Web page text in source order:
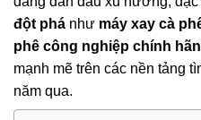
đột phá như máy xay cà
phê công nghiệp chính
mạnh mẽ trên các nền tảng
năm qua.